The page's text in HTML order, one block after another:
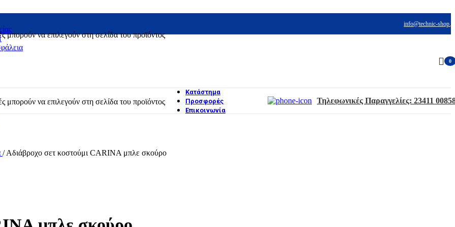
info@technic-
0
μπορούν να επιλεγούν στη σελίδα του προϊόντος
μπορούν να επιλεγούν στη σελίδα του προϊόντος
Κατάστημα
Προσφορές
Επικοινωνία
Τηλεφωνικές Παραγγελίες: 23411
/ Αδιάβροχο σετ κοστούμι CARINA μπλε σκούρο